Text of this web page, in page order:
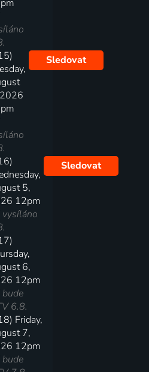
Sledovat
5,
12pm
vysíláno
Sledovat
6,
12pm
bude
6.8.
Friday,
7,
12pm
bude